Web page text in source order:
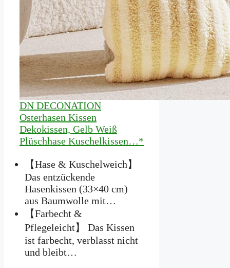
DN DECONATION
Osterhasen Kissen
Dekokissen, Gelb Weiß
Plüschhase Kuschelkissen…*
【Hase & Kuschelweich】
Das entzückende
Hasenkissen (33×40 cm)
aus Baumwolle mit…
【Farbecht &
Pflegeleicht】 Das Kissen
ist farbecht, verblasst nicht
und bleibt…